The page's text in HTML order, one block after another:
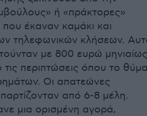
ή «πράκτορες»
έκαναν καμάκι και
τηλεφωνικών κλήσεων.
με 800 ευρώ μηνιαίως
περιπτώσεις όπου το θύμα
Οι απατεώνες
από 6-8 μέλη.
μια ορισμένη αγορά,